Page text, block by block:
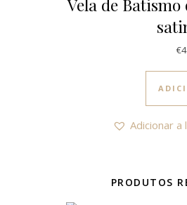
€
Adicionar
PRODUTOS